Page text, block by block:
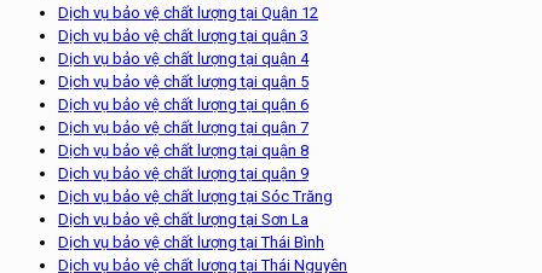
Dịch vụ bảo vệ chất lượng tại Quận 12
Dịch vụ bảo vệ chất lượng tại quận 3
Dịch vụ bảo vệ chất lượng tại quận 4
Dịch vụ bảo vệ chất lượng tại quận 5
Dịch vụ bảo vệ chất lượng tại quận 6
Dịch vụ bảo vệ chất lượng tại quận 7
Dịch vụ bảo vệ chất lượng tại quận 8
Dịch vụ bảo vệ chất lượng tại quận 9
Dịch vụ bảo vệ chất lượng tại Sóc Trăng
Dịch vụ bảo vệ chất lượng tại Sơn La
Dịch vụ bảo vệ chất lượng tại Thái Bình
Dịch vụ bảo vệ chất lượng tại Thái Nguyên